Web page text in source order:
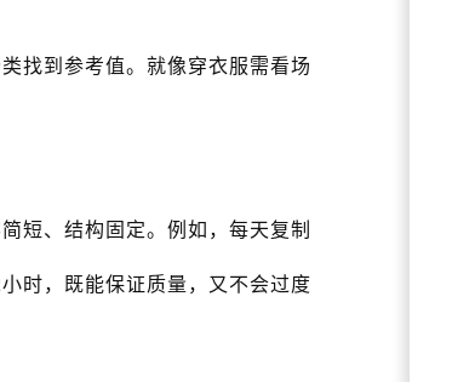
找到参考值。就像穿衣服需看场
短、结构固定。例如，每天复制
时，既能保证质量，又不会过度